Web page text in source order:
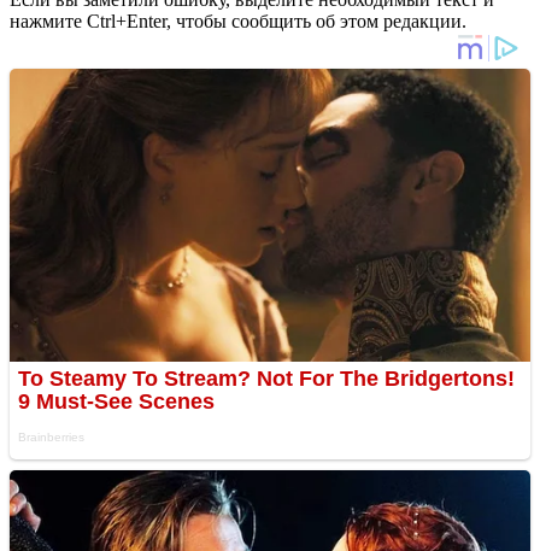
нажмите Ctrl+Enter, чтобы сообщить об этом редакции.